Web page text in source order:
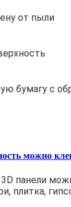
от пыли
бумагу с
можно
панели
плитка,